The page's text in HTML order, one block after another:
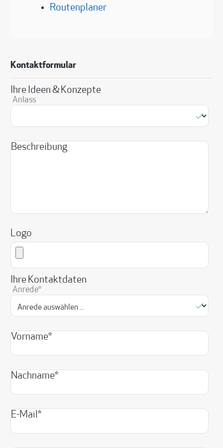
Routenplaner
Kontaktformular
Ihre Ideen & Konzepte
Anlass
Beschreibung
Logo
Ihre Kontaktdaten
Anrede*
Vorname*
Nachname*
E-Mail*